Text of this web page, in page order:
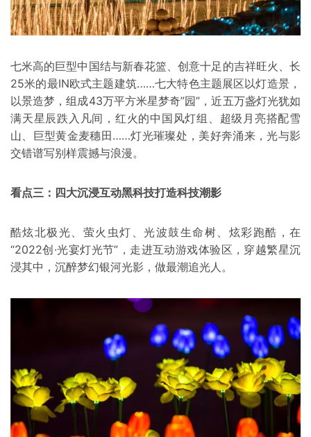
七米高的巨型中国结与新春花篮、创意十足的吉祥旺火、长
25米的最IN欧式主题建筑……七大特色主题展区以灯造景，
以景造梦，组成43万平方米星梦奇”园”，近五万盏灯光犹如
满天星辰跌入凡间，红火的中国风灯组、超级月亮搭配雪
山、巨型黄金麦穗田……灯光璀璨处，美好奔涌来，光与影
交错谱写别样震撼与浪漫。
看点三：四大沉浸互动黑科技打造科技潮影
酷炫北极光、萤火虫灯、光波鼓生命树、炫彩跑酷，在
“2022创·光宴灯光节”，走进互动游戏体验区，穿越繁星沉
浸其中，沉醉梦幻银河光影，做最潮追光人。